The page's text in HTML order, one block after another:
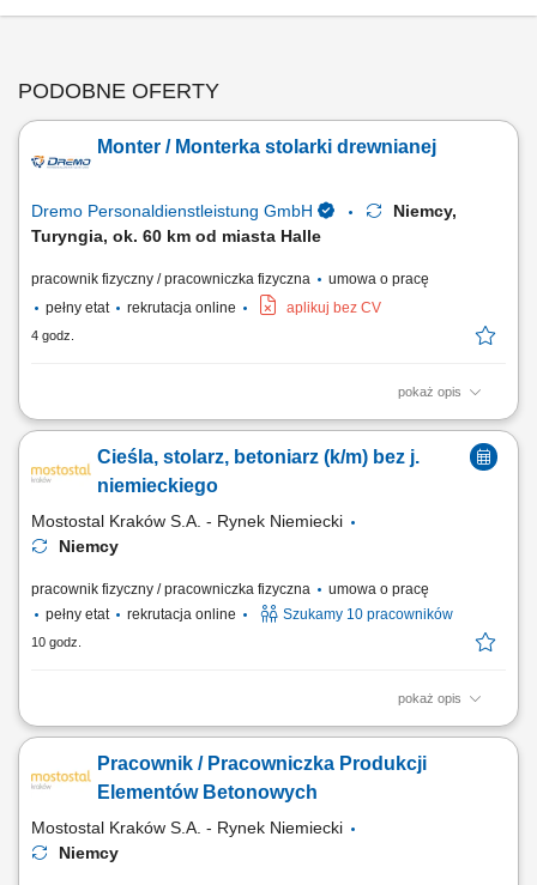
PODOBNE OFERTY
Monter / Monterka stolarki drewnianej
Dremo Personaldienstleistung GmbH
Niemcy,
Turyngia, ok. 60 km od miasta Halle
pracownik fizyczny / pracowniczka fizyczna
umowa o pracę
pełny etat
rekrutacja online aplikuj bez CV
4 godz.
pokaż opis
Zakład produkcyjny specjalizujący się w stolarce drewnianej poszukuje
obowiązków: Obróbka i przygotowanie elementów drewnianych do
montażu; Cięcie i szlifowanie komponentów; Montaż okien, drzwi i
Cieśla, stolarz, betoniarz (k/m) bez j.
niemieckiego
Mostostal Kraków S.A. - Rynek Niemiecki
Niemcy
pracownik fizyczny / pracowniczka fizyczna
umowa o pracę
pełny etat
rekrutacja online Szukamy 10 pracowników
10 godz.
pokaż opis
Zakres obowiązków Czyszczenie szalunku po rozformowaniu, Włożenie
przy betonowaniu - wibrowanie, ściągnięcie beton.
Pracownik / Pracowniczka Produkcji
Elementów Betonowych
Mostostal Kraków S.A. - Rynek Niemiecki
Niemcy